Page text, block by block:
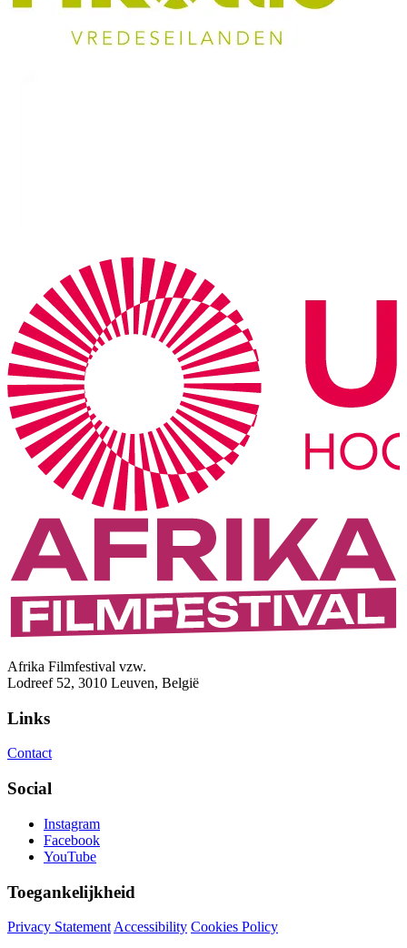
Afrika Filmfestival vzw.
Lodreef 52, 3010 Leuven, België
Links
Contact
Social
Instagram
Facebook
YouTube
Toegankelijkheid
Privacy Statement Accessibility Cookies Policy